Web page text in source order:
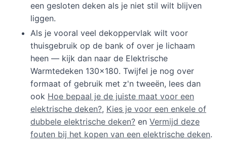
een gesloten deken als je niet stil wilt blijven
liggen.
Als je vooral veel dekoppervlak wilt voor
thuisgebruik op de bank of over je lichaam
heen — kijk dan naar de Elektrische
Warmtedeken 130x180. Twijfel je nog over
formaat of gebruik met z'n tweeën, lees dan
ook Hoe bepaal je de juiste maat voor een
elektrische deken?, Kies je voor een enkele of
dubbele elektrische deken? en Vermijd deze
fouten bij het kopen van een elektrische deken.